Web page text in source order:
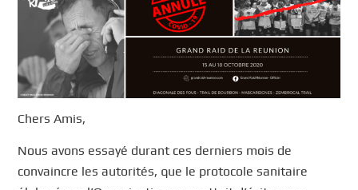
Chers Amis,
Nous avons essayé durant ces derniers mois de
convaincre les autorités, que le protocole sanitaire